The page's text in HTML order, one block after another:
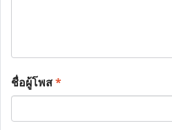
ชื่อผู้โพส*